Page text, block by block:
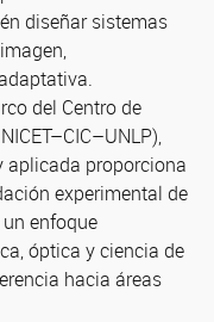
diseñar sistemas
del Centro de
aplicada proporciona
experimental de
enfoque
óptica y ciencia de
hacia áreas